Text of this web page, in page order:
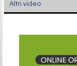
Altri video